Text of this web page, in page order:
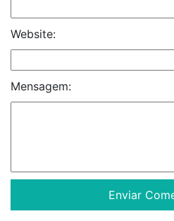
Website:
Mensagem: